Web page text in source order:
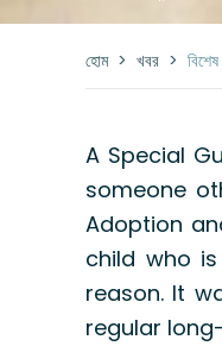
হোম> খবর >
A Special
someone
Adoption
child who
reason. It
regular